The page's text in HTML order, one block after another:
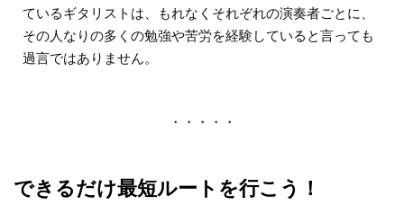
ているギタリストは、もれなくそれぞれの演奏者ごとに、
その人なりの多くの勉強や苦労を経験していると言っても
過言ではありません。
・・・・・
できるだけ最短ルートを行こう！